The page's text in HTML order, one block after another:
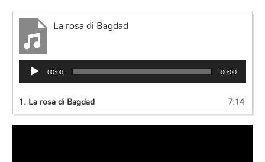
La rosa di Bagdad
Audio
Player 00:00 00:00
1.La rosa di Bagdad 7:14